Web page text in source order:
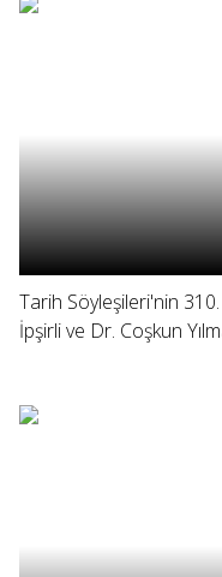
Tarih Söyleşileri'nin
İpşirli ve Dr. Coşkun